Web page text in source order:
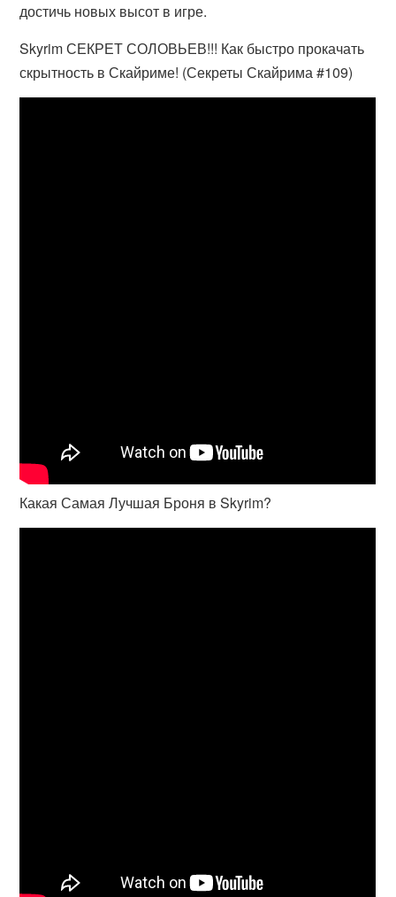
достичь новых высот в игре.
Skyrim СЕКРЕТ СОЛОВЬЕВ!!! Как быстро прокачать
скрытность в Скайриме! (Секреты Скайрима #109)
Какая Самая Лучшая Броня в Skyrim?